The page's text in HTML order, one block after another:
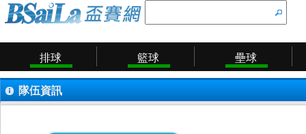
排球 籃球 壘球
隊伍資訊